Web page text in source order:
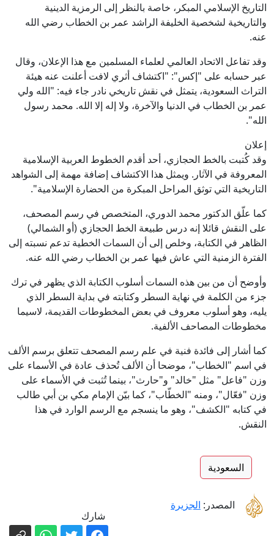
التاريخ الإسلامي المبكر، خاصة بالنظر إلى الرمزية الدينية
والتاريخية لشخصية الخليفة الراشد عمر بن الخطاب رضي الله
عنه.
وقد تفاعل الاتحاد العالمي لعلماء المسلمين مع هذا الإعلان، وقال
عبر حسابه على "إكس": "اكتشاف أثري لافت أعلنت عنه هيئة
التراث السعودية، يتمثل في نقش تاريخي نادر جاء فيه: "الله ولي
عمر بن الخطاب في الدنيا والآخرة، ولا إله إلا الله. محمد رسول
الله".
إعلان
وقد كُتبت بالخط الحجازي، أحد أقدم الخطوط العربية الإسلامية
المعروفة في الآثار. ويمثل هذا الاكتشاف إضافة مهمة إلى الشواهد
التاريخية التي توثق المراحل المبكرة من الحضارة الإسلامية".
كما علّق الدكتور محمد الدوري، المتخصص في رسم المصحف،
على النقش قائلا إنه درس طبيعة الخط الحجازي (أو الشمالي)
الظاهر في الكتابة، وخلص إلى أن السمات الخطية تدعم نسبته إلى
الفترة الزمنية التي عاش فيها عمر بن الخطاب رضي الله عنه.
وأوضح أن من بين هذه السمات أسلوب الكتابة الذي يظهر في ترك
جزء من الكلمة في نهاية السطر وكتابته في بداية السطر الذي
يليه، وهو أسلوب معروف في بعض المخطوطات القديمة، لاسيما
مخطوطات المصاحف الألفية.
كما أشار إلى فائدة فنية في علم رسم المصحف تتعلق برسم الألف
في اسم "الخطاب"، موضحا أن الألف تُحذف عادة في الأسماء على
وزن "فاعل" مثل "خالد" و"حارث"، بينما تُثبت في الأسماء على
وزن "فعّال"، ومنه "الخطّاب"، كما بيّن الإمام مكي بن أبي طالب
في كتابه "الكشف"، وهو ما ينسجم مع الرسم الوارد في هذا
النقش.
السعودية
المصدر: الجزيرة
شارك